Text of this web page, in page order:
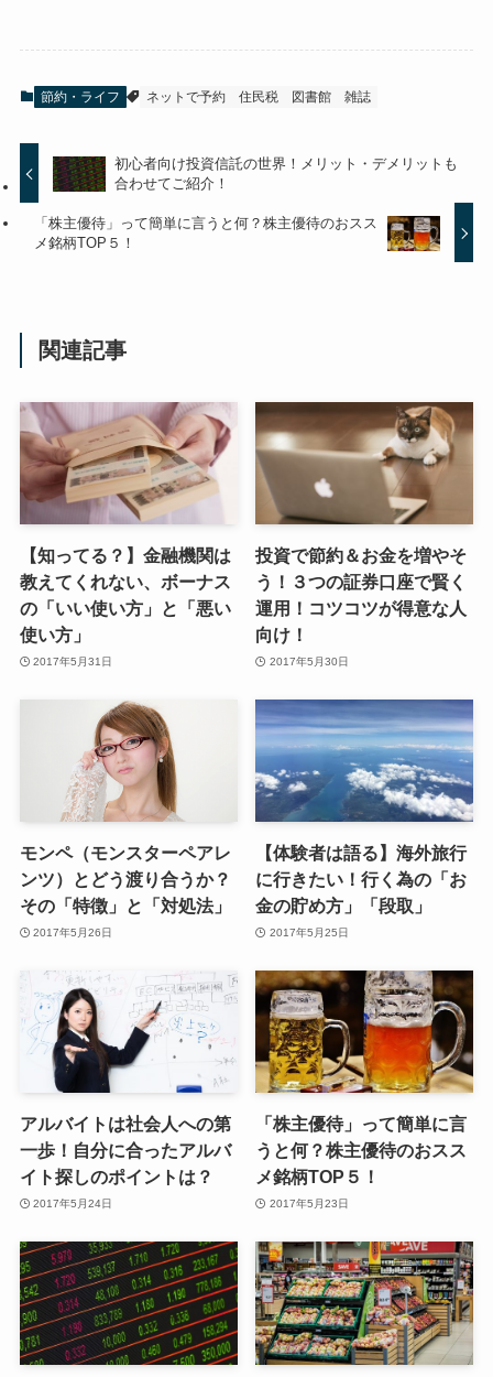
節約・ライフ ネットで予約 住民税 図書館 雑誌
初心者向け投資信託の世界！メリット・デメリットも
合わせてご紹介！
「株主優待」って簡単に言うと何？株主優待のおスス
メ銘柄TOP５！
関連記事
【知ってる？】金融機関は
教えてくれない、ボーナス
の「いい使い方」と「悪い
使い方」
2017年5月31日
投資で節約＆お金を増やそ
う！３つの証券口座で賢く
運用！コツコツが得意な人
向け！
2017年5月30日
モンペ（モンスターペアレ
ンツ）とどう渡り合うか？
その「特徴」と「対処法」
2017年5月26日
【体験者は語る】海外旅行
に行きたい！行く為の「お
金の貯め方」「段取」
2017年5月25日
アルバイトは社会人への第
一歩！自分に合ったアルバ
イト探しのポイントは？
2017年5月24日
「株主優待」って簡単に言
うと何？株主優待のおスス
メ銘柄TOP５！
2017年5月23日